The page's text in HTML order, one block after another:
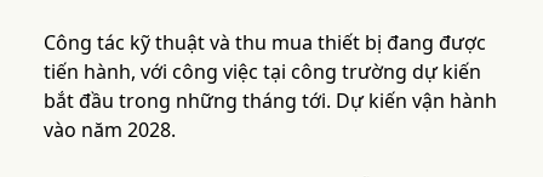
Công tác kỹ thuật và thu mua thiết bị đang được
tiến hành, với công việc tại công trường dự kiến
bắt đầu trong những tháng tới. Dự kiến vận hành
vào năm 2028.